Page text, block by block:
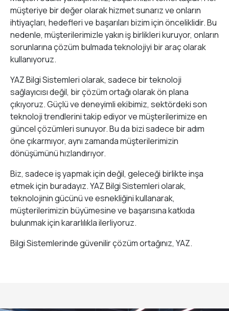
müşteriye bir değer olarak hizmet sunarız ve onların
ihtiyaçları, hedefleri ve başarıları bizim için önceliklidir. Bu
nedenle, müşterilerimizle yakın iş birlikleri kuruyor, onların
sorunlarına çözüm bulmada teknolojiyi bir araç olarak
kullanıyoruz.
YAZ Bilgi Sistemleri olarak, sadece bir teknoloji
sağlayıcısı değil, bir çözüm ortağı olarak ön plana
çıkıyoruz. Güçlü ve deneyimli ekibimiz, sektördeki son
teknoloji trendlerini takip ediyor ve müşterilerimize en
güncel çözümleri sunuyor. Bu da bizi sadece bir adım
öne çıkarmıyor, aynı zamanda müşterilerimizin
dönüşümünü hızlandırıyor.
Biz, sadece iş yapmak için değil, geleceği birlikte inşa
etmek için buradayız. YAZ Bilgi Sistemleri olarak,
teknolojinin gücünü ve esnekliğini kullanarak,
müşterilerimizin büyümesine ve başarısına katkıda
bulunmak için kararlılıkla ilerliyoruz.
Bilgi Sistemlerinde güvenilir çözüm ortağınız, YAZ.